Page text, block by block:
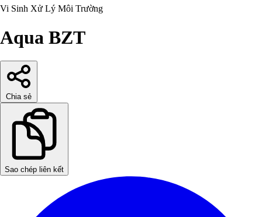
Vi Sinh Xử Lý Môi Trường
Aqua BZT
Chia sẻ
Sao chép liên kết